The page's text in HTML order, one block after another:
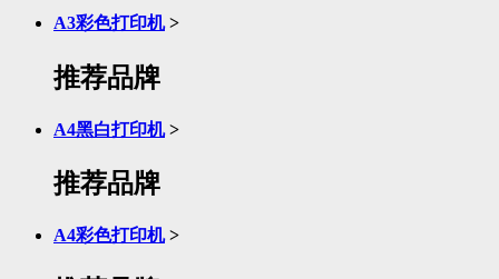
A3彩色打印机 >
推荐品牌
A4黑白打印机 >
推荐品牌
A4彩色打印机 >